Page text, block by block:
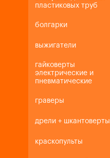
пластиковых труб
болгарки
выжигатели
гайковерты
электрические и
пневматические
граверы
дрели + шкантоверты
краскопульты